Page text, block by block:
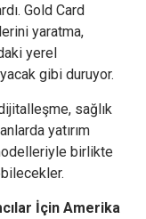
Gold Card
yaratma,
yerel
gibi duruyor.
sağlık
yatırım
birlikte
İçin Amerika